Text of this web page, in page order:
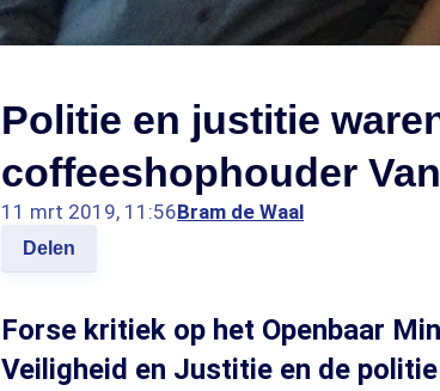
Politie en justitie
coffeeshophouder
11 mrt 2019, 11:56Bram de Waal
Delen
Forse kritiek op het Openbaar
Veiligheid en Justitie en de